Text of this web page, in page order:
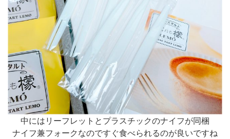
中にはリーフレットとプラスチックのナイフが同梱
ナイフ兼フォークなのですぐ食べられるのが良いですね